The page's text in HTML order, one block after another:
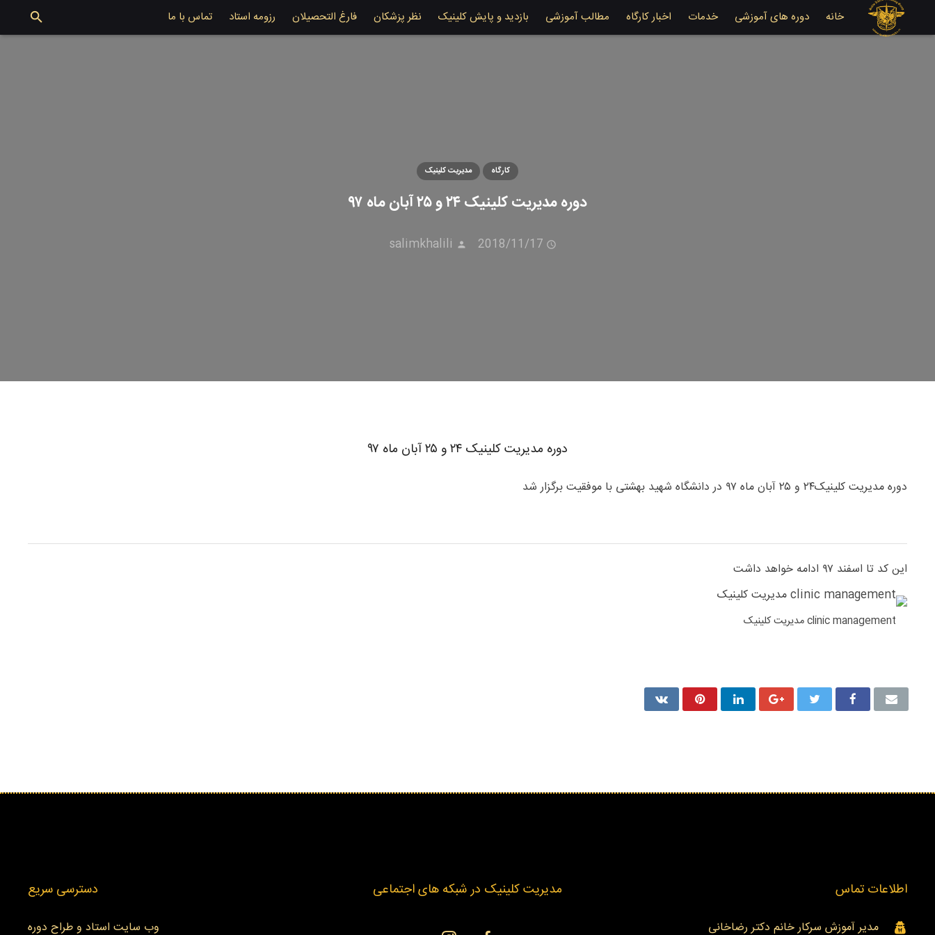
خانه دوره های آموزشی خدمات اخبار کارگاه مطالب آموزشی بازدید و پایش کلینیک نظر پزشکان فارغ التحصیلان رزومه استاد تماس با ما
دوره مدیریت کلینیک ۲۴ و ۲۵ آبان ماه ۹۷
2018/11/17
salimkhalili
کارگاه مدیریت کلینیک
دوره مدیریت کلینیک ۲۴ و ۲۵ آبان ماه ۹۷
دوره مدیریت کلینیک۲۴ و ۲۵ آبان ماه ۹۷ در دانشگاه شهید بهشتی با موفقیت برگزار شد
این کد تا اسفند ۹۷ ادامه خواهد داشت
clinic management مدیریت کلینیک
اطلاعات تماس
مدیر آموزش سرکار خانم دکتر رضاخانی
مدیریت کلینیک در شبکه های اجتماعی دسترسی سریع
وب سایت استاد و طراح دوره